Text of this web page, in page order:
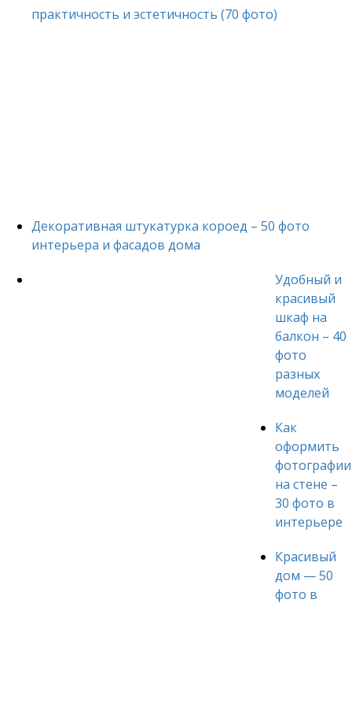
практичность и эстетичность (70 фото)
Декоративная штукатурка короед – 50 фото
интерьера и фасадов дома
Удобный и
красивый
шкаф на
балкон – 40
фото
разных
моделей
Как
оформить
фотографии
на стене –
30 фото в
интерьере
Красивый
дом — 50
фото в